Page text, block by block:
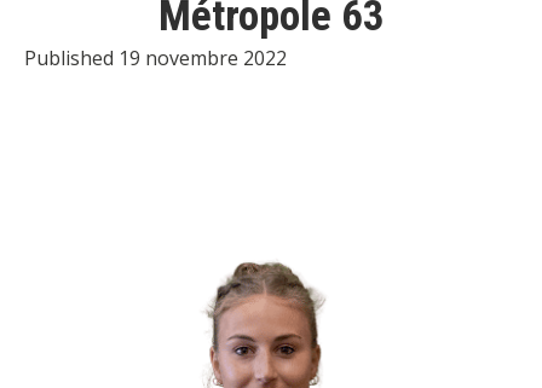
Métropole 63
Published 19 novembre 2022